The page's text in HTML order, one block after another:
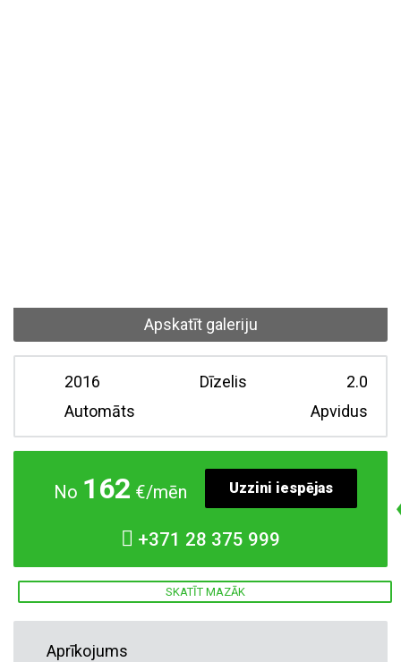
Apskatīt galeriju
2016 Dīzelis
2.0
Automāts
Apvidus
No 162 €/mēn Uzzini iespējas
+371 28 375 999
SKATĪT MAZĀK
Aprīkojums